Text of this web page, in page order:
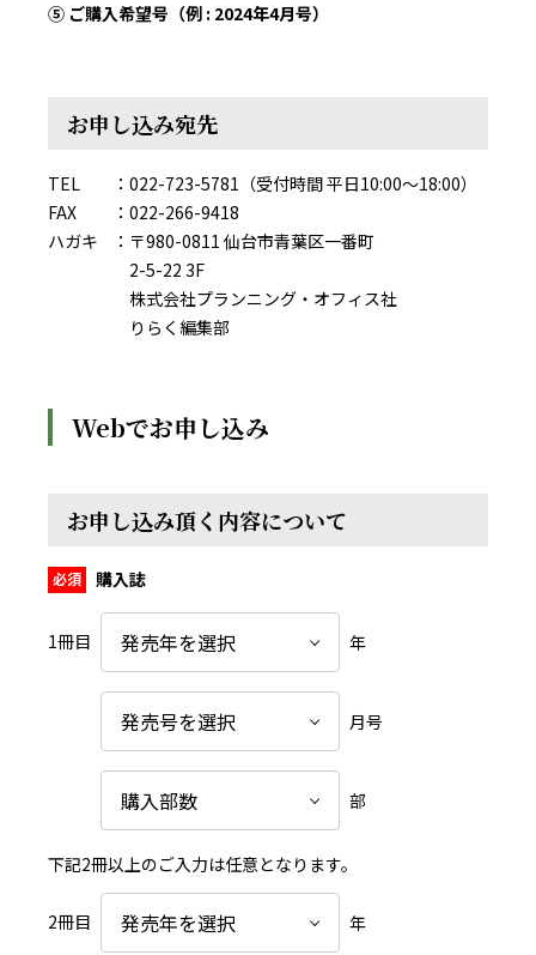
⑤ ご購入希望号（例 : 2024年4月号）
お申し込み宛先
TEL
022-723-5781（受付時間 平日10:00～18:00）
FAX
022-266-9418
ハガキ
〒980-0811 仙台市青葉区一番町
2-5-22 3F
株式会社プランニング・オフィス社
りらく編集部
Webでお申し込み
お申し込み頂く内容について
購入誌
1冊目 年
月号
部
下記2冊以上のご入力は任意となります。
2冊目 年